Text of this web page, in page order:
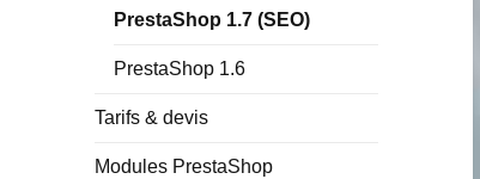
PrestaShop 1.7 (SEO)
PrestaShop 1.6
Tarifs & devis
Modules PrestaShop